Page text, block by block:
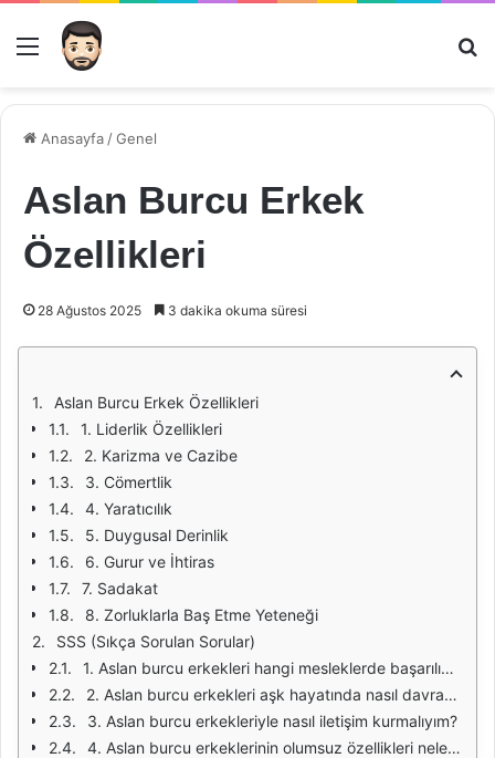
Menü
Anasayfa /Genel
Aslan Burcu Erkek
Özellikleri
28 Ağustos 2025 3 dakika okuma süresi
Aslan Burcu Erkek Özellikleri
1. Liderlik Özellikleri
2. Karizma ve Cazibe
3. Cömertlik
4. Yaratıcılık
5. Duygusal Derinlik
6. Gurur ve İhtiras
7. Sadakat
8. Zorluklarla Baş Etme Yeteneği
SSS (Sıkça Sorulan Sorular)
1. Aslan burcu erkekleri hangi mesleklerde başarılıdır?
2. Aslan burcu erkekleri aşk hayatında nasıl davranır?
3. Aslan burcu erkekleriyle nasıl iletişim kurmalıyım?
4. Aslan burcu erkeklerinin olumsuz özellikleri nelerdir?